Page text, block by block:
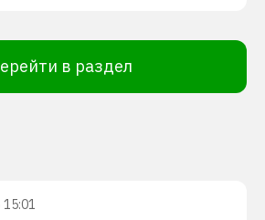
в раздел
15:01